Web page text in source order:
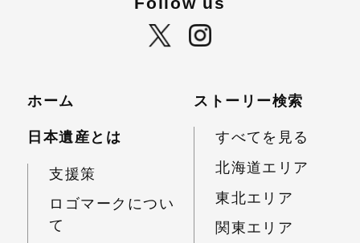
ホーム
日本遺産とは
支援策
ロゴマークについ
て
ストーリー検索
すべてを見る
北海道エリア
東北エリア
関東エリア